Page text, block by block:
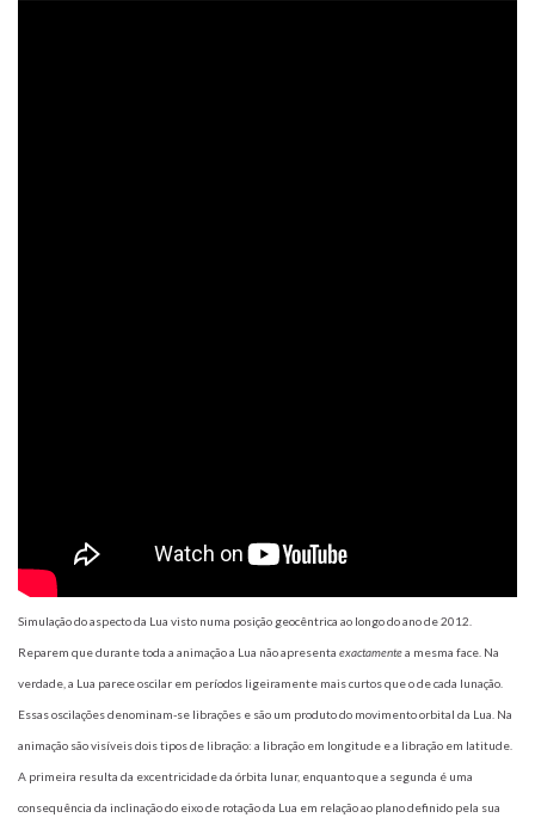
Simulação do aspecto da Lua visto numa posição geocêntrica ao longo do ano de 2012.
Reparem que durante toda a animação a Lua não apresenta exactamentea mesma face. Na
verdade, a Lua parece oscilar em períodos ligeiramente mais curtos que o de cada lunação.
Essas oscilações denominam-se librações e são um produto do movimento orbital da Lua. Na
animação são visíveis dois tipos de libração: a libração em longitude e a libração em latitude.
A primeira resulta da excentricidade da órbita lunar, enquanto que a segunda é uma
consequência da inclinação do eixo de rotação da Lua em relação ao plano definido pela sua